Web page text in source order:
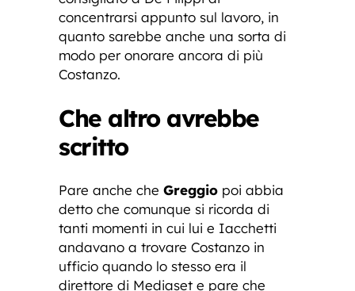
concentrarsi appunto sul lavoro, in
quanto sarebbe anche una sorta di
modo per onorare ancora di più
Costanzo.
Che altro avrebbe
scritto
Pare anche che Greggio poi abbia
detto che comunque si ricorda di
tanti momenti in cui lui e Iacchetti
andavano a trovare Costanzo in
ufficio quando lo stesso era il
direttore di Mediaset e pare che